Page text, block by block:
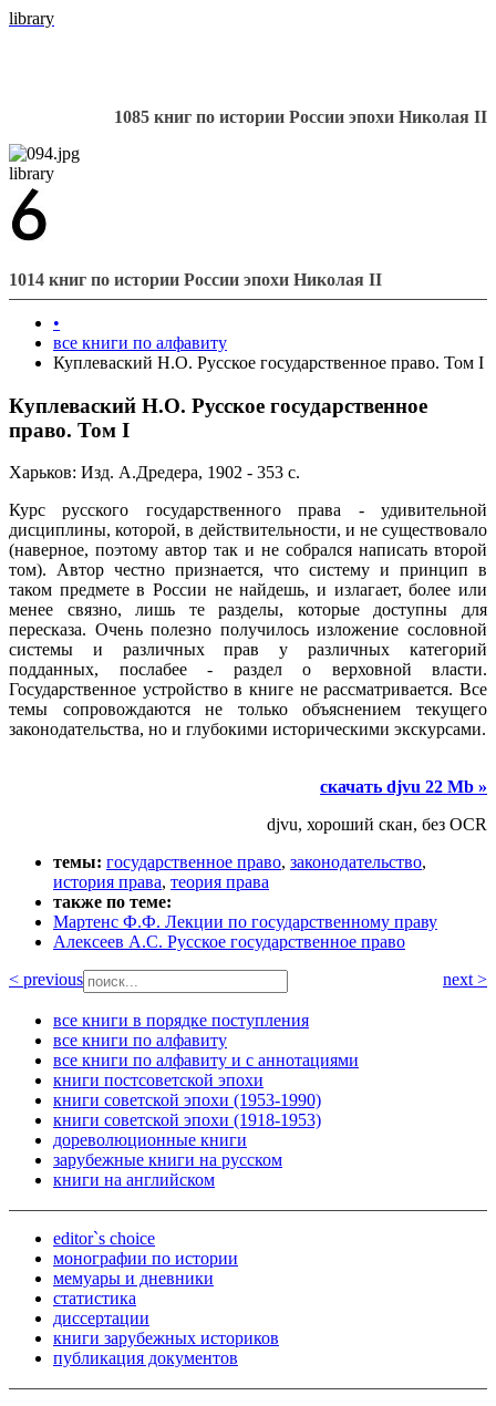
library
1085 книг по истории России эпохи Николая II
library
1014 книг по истории России эпохи Николая II
•
все книги по алфавиту
Куплеваский Н.О. Русское государственное право. Том I
Куплеваский Н.О. Русское государственное
право. Том I
Харьков: Изд. А.Дредера, 1902 - 353 с.
Курс русского государственного права - удивительной
дисциплины, которой, в действительности, и не существовало
(наверное, поэтому автор так и не собрался написать второй
том). Автор честно признается, что систему и принцип в
таком предмете в России не найдешь, и излагает, более или
менее связно, лишь те разделы, которые доступны для
пересказа. Очень полезно получилось изложение сословной
системы и различных прав у различных категорий
подданных, послабее - раздел о верховной власти.
Государственное устройство в книге не рассматривается. Все
темы сопровождаются не только объяснением текущего
законодательства, но и глубокими историческими экскурсами.
скачать djvu 22 Mb »
djvu, хороший скан, без OCR
темы: государственное право, законодательство,
история права, теория права
также по теме:
Мартенс Ф.Ф. Лекции по государственному праву
Алексеев А.С. Русское государственное право
< previous
next >
все книги в порядке поступления
все книги по алфавиту
все книги по алфавиту и с аннотациями
книги постсоветской эпохи
книги советской эпохи (1953-1990)
книги советской эпохи (1918-1953)
дореволюционные книги
зарубежные книги на русском
книги на английском
editor`s choice
монографии по истории
мемуары и дневники
статистика
диссертации
книги зарубежных историков
публикация документов